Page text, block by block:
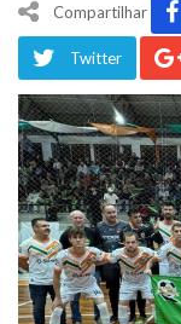
Compartilhar
Twitter